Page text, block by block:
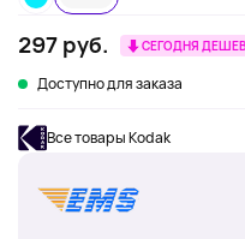
297 руб. СЕГОДНЯ
Доступно для заказа
Все товары Kodak